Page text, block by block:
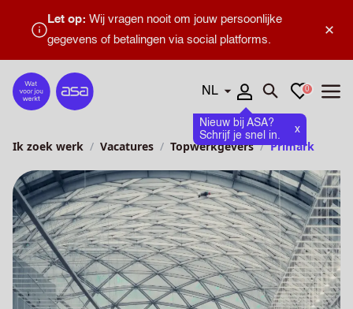
×
Let op: Wij vragen nooit om jouw persoonlijke
gegevens of betalingen via social platforms.
Home
Talen
Nieuw bij ASA?
Schrijf je snel in.
x
Zoeken openen
Favorieten
0
Ik zoek werk Vacatures Topwerkgevers Primark